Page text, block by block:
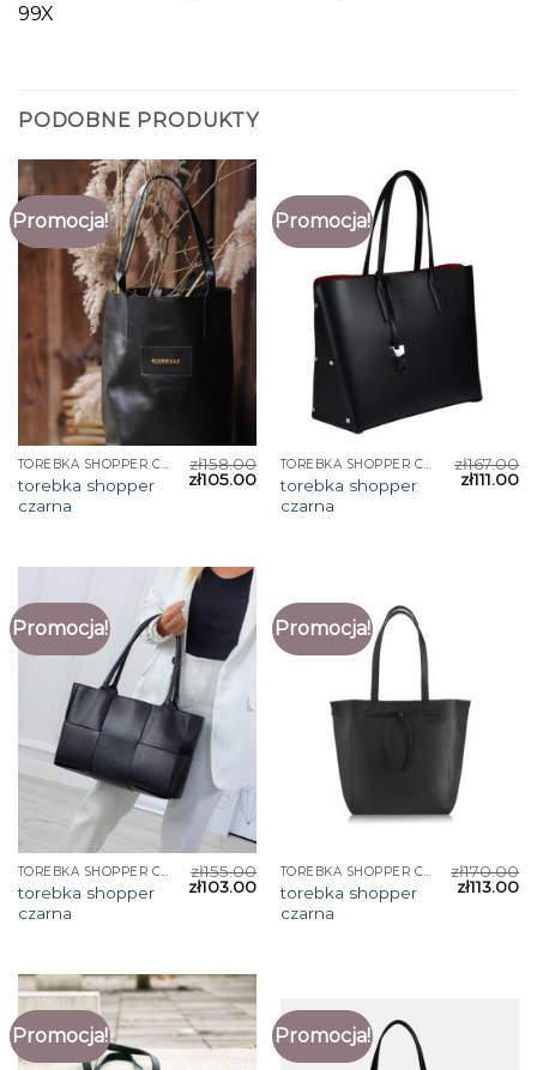
99X
PODOBNE PRODUKTY
Promocja!
TOREBKA SHOPPER CZARNA
torebka shopper
czarna
zł158.00
zł105.00
Promocja!
TOREBKA SHOPPER CZARNA
torebka shopper
czarna
zł167.00
zł111.00
Promocja!
TOREBKA SHOPPER CZARNA
torebka shopper
czarna
zł155.00
zł103.00
Promocja!
TOREBKA SHOPPER CZARNA
torebka shopper
czarna
zł170.00
zł113.00
Promocja! Promocja!